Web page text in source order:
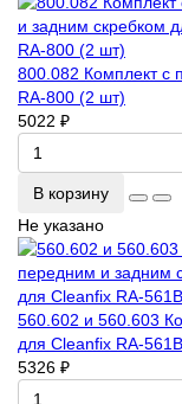
800.082 Комплект с
RA-800 (2 шт)
5022 ₽
В корзину
Не указано
560.602 и 560.603
для Cleanfix RA-561В
5326 ₽